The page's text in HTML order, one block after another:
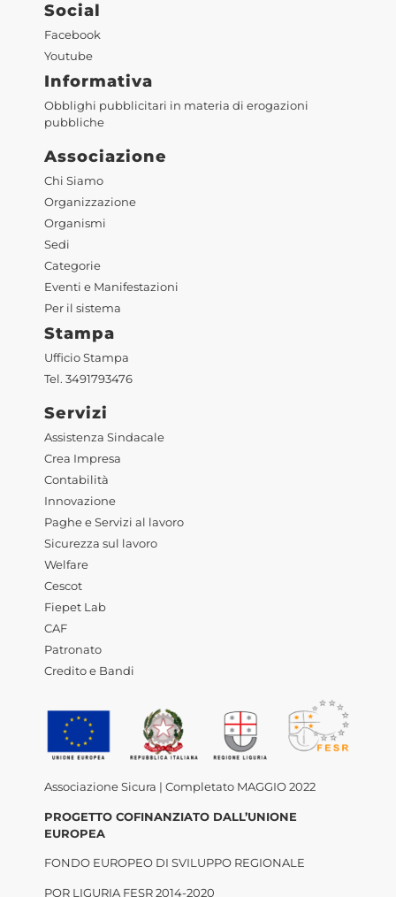
Social
Facebook
Youtube
Informativa
Obblighi pubblicitari in materia di erogazioni
pubbliche
Associazione
Chi Siamo
Organizzazione
Organismi
Sedi
Categorie
Eventi e Manifestazioni
Per il sistema
Stampa
Ufficio Stampa
Tel. 3491793476
Servizi
Assistenza Sindacale
Crea Impresa
Contabilità
Innovazione
Paghe e Servizi al lavoro
Sicurezza sul lavoro
Welfare
Cescot
Fiepet Lab
CAF
Patronato
Credito e Bandi
Associazione Sicura | Completato MAGGIO 2022
PROGETTO COFINANZIATO DALL’UNIONE
EUROPEA
FONDO EUROPEO DI SVILUPPO REGIONALE
POR LIGURIA FESR 2014-2020